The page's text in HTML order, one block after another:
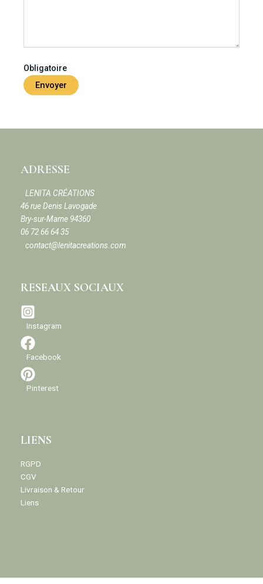
Obligatoire
ADRESSE
LENITA CRÉATIONS
46 rue Denis Lavogade
Bry-sur-Marne 94360
06 72 66 64 35
contact@lenitacreations.com
RESEAUX SOCIAUX
Instagram
Facebook
Pinterest
LIENS
RGPD
CGV
Livraison & Retour
Liens